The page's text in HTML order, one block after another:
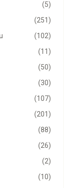
(5)
(251)
(102)
(11)
(50)
(30)
(107)
(201)
(88)
(26)
(2)
(10)